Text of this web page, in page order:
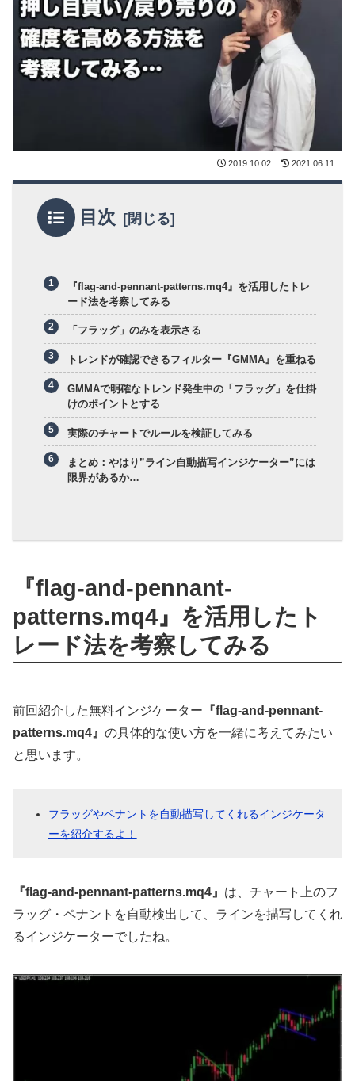
2019.10.02 2021.06.11
目次
『flag-and-pennant-patterns.mq4』を活用したトレ
ード法を考察してみる
「フラッグ」のみを表示さる
トレンドが確認できるフィルター『GMMA』を重ねる
GMMAで明確なトレンド発生中の「フラッグ」を仕掛
けのポイントとする
実際のチャートでルールを検証してみる
まとめ：やはり”ライン自動描写インジケーター”には
限界があるか…
『flag-and-pennant-
patterns.mq4』を活用したト
レード法を考察してみる
前回紹介した無料インジケーター 『flag-and-pennant-
patterns.mq4』 の具体的な使い方を一緒に考えてみたい
と思います。
フラッグやペナントを自動描写してくれるインジケータ
ーを紹介するよ！
『flag-and-pennant-patterns.mq4』 は、チャート上のフ
ラッグ・ペナントを自動検出して、ラインを描写してくれ
るインジケーターでしたね。